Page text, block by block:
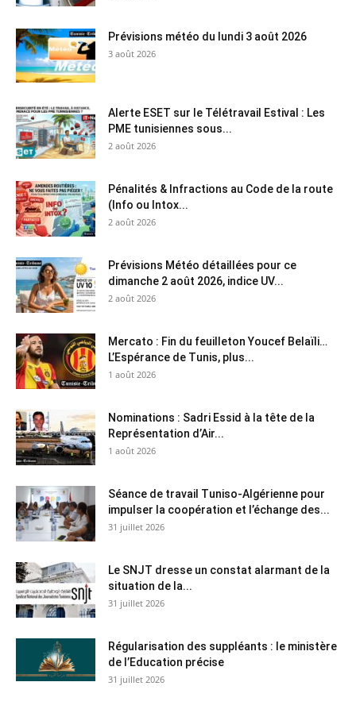
Prévisions météo du lundi 3 août 2026
3 août 2026
Alerte ESET sur le Télétravail Estival : Les
PME tunisiennes sous...
2 août 2026
Pénalités & Infractions au Code de la route
(Info ou Intox...
2 août 2026
Prévisions Météo détaillées pour ce
dimanche 2 août 2026, indice UV...
2 août 2026
Mercato : Fin du feuilleton Youcef Belaïli…
L’Espérance de Tunis, plus...
1 août 2026
Nominations : Sadri Essid à la tête de la
Représentation d’Air...
1 août 2026
Séance de travail Tuniso-Algérienne pour
impulser la coopération et l’échange des...
31 juillet 2026
Le SNJT dresse un constat alarmant de la
situation de la...
31 juillet 2026
Régularisation des suppléants : le ministère
de l’Education précise
31 juillet 2026